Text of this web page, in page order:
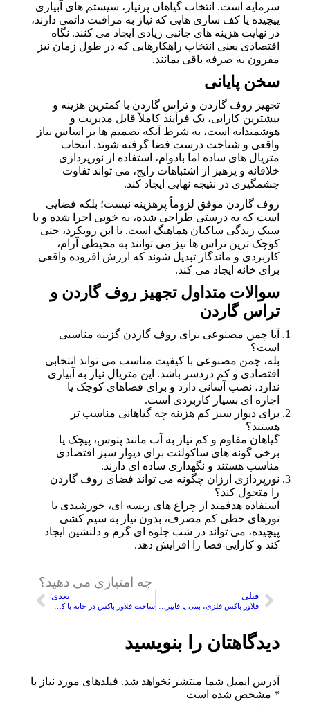
سرمایه است. انتخاب گیاهان پرنیاز، سیستم های آبیاری
پیچیده یا کف سازی هایی که نیاز به مراقبت دائمی دارند،
در نهایت هزینه های جانبی زیادی ایجاد می کنند. نگاه
اقتصادی یعنی انتخاب راهکارهایی که در طول زمان نیز
مقرون به صرفه باقی بمانند.
سخن پایانی
تجهیز روف گاردن و تراس گاردن با کمترین هزینه و
بیشترین کارایی، یک فرآیند کاملاً قابل مدیریت و
هوشمندانه است، به شرط آنکه تصمیم ها بر اساس نیاز
واقعی و شناخت درست فضا گرفته شوند. انتخاب
متریال های ساده اما بادوام، استفاده از نورپردازی
خلاقانه و پرهیز از اشتباهات رایج، می تواند تفاوت
چشمگیری در نتیجه نهایی ایجاد کند.
روف گاردن موفق لزوماً پرهزینه نیست؛ بلکه فضایی
است که به درستی طراحی شده، به خوبی اجرا شده و با
سبک زندگی ساکنان هماهنگ است. با این رویکرد، حتی
کوچک ترین تراس ها نیز می توانند به محیطی آرام،
کاربردی و ماندگار تبدیل شوند که ارزش افزوده واقعی
برای خانه ایجاد می کند.
سوالات متداولتجهیز روف گاردن و
تراس گاردن
آیا چمن مصنوعی برای روف گاردن گزینه مناسبی
است؟
بله، چمن مصنوعی با کیفیت مناسب می تواند انتخابی
اقتصادی و کم دردسر باشد. این متریال نیاز به آبیاری
ندارد، نصب آسانی دارد و برای فضاهای کوچک یا
اجاره ای بسیار کاربردی است.
برای دیوار سبز کم هزینه چه گیاهانی مناسب تر
هستند؟
گیاهان مقاوم و کم نیاز به آب مانند پتوس، پیچک یا
برخی گونه های ساکولنت برای دیوار سبز اقتصادی
مناسب هستند و نگهداری ساده ای دارند.
نورپردازی ارزان چگونه می تواند فضای روف گاردن
را متحول کند؟
استفاده هدفمند از چراغ های ریسه ای، خورشیدی یا
نورهای خطی کم مصرف، بدون نیاز به سیم کشی
پیچیده، می تواند در شب جلوه ای گرم و دلنشین ایجاد
کند و کارایی فضا را افزایش دهد.
چه امتیازی می دهید؟
قبلی بعدی
دیدگاهتان را بنویسید
آدرس ایمیل شما منتشر نخواهد شد. فیلدهای مورد نیاز با
* مشخص شده است